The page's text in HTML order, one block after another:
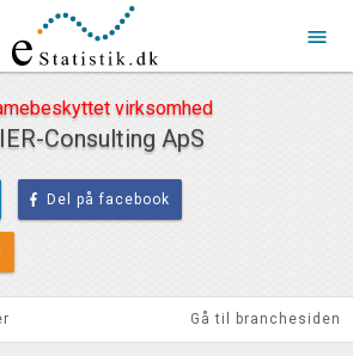
menu
virksomhed
Consulting ApS
Del på facebook
Gå til branchesiden